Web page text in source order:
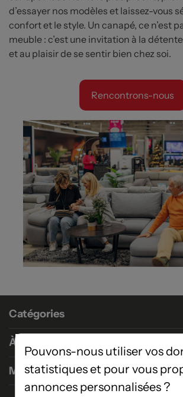
d’essayer nos modèles et laissez-vous
confort et le style. Un canapé, ce n’est
meuble : c’est une invitation à la
et au plaisir de se sentir bien chez soi.
Catégories
À propos
Magasins
Pouvons-nous utiliser vos
statistiques et pour vous
annonces personnalisées ?